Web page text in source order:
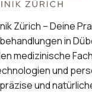
Zürich – Deine
in
medizinische
und
und